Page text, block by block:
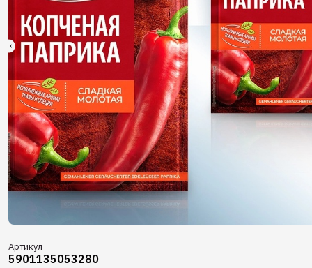
Артикул
5901135053280